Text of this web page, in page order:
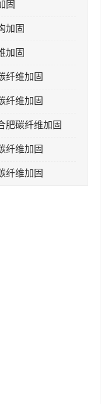
固
加固
加固
纤维加固
纤维加固
肥碳纤维加固
纤维加固
纤维加固